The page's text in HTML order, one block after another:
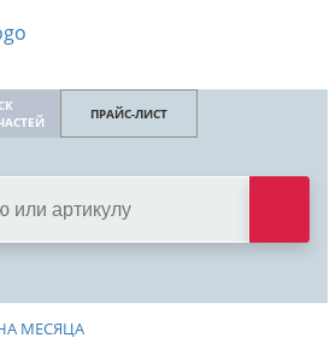
ПРАЙС-ЛИСТ
МЕСЯЦА